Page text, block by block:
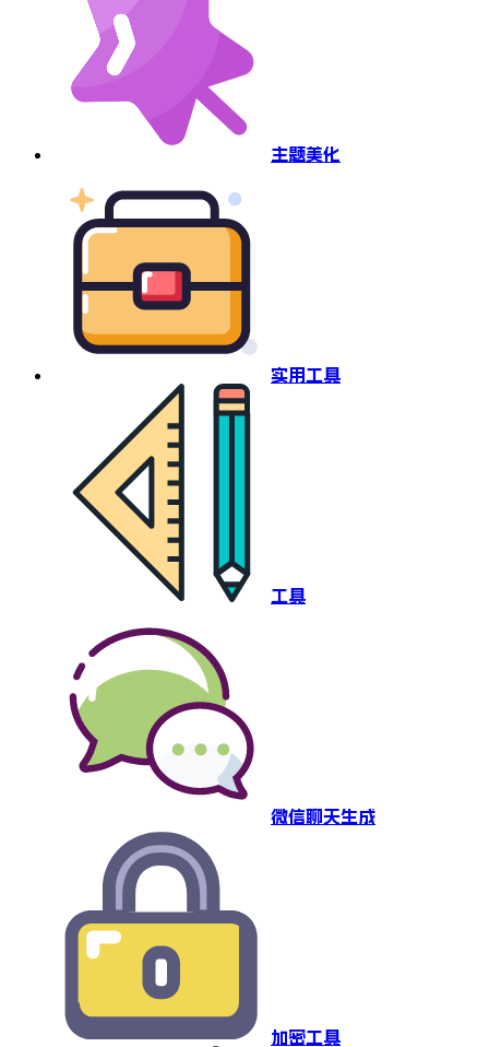
主题美化
实用工具
工具
微信聊天生成
加密工具